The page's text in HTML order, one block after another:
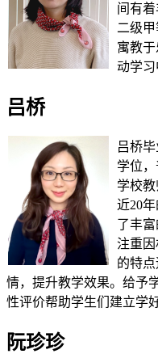
间有
二级甲
寓教
动学习
吕桥
吕桥
学位
学校
近20
了丰富
注重
的特
情，提升教学效果。给予
性评价帮助学生们建立学
阮珍珍